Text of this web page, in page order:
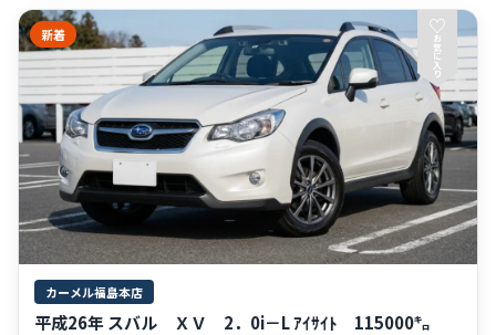
新着 ♡
お
気
に
入
り
カーメル福島本店
平成26年 スバル ＸＶ 2．0i－L ｱｲｻｲﾄ 115000㌔